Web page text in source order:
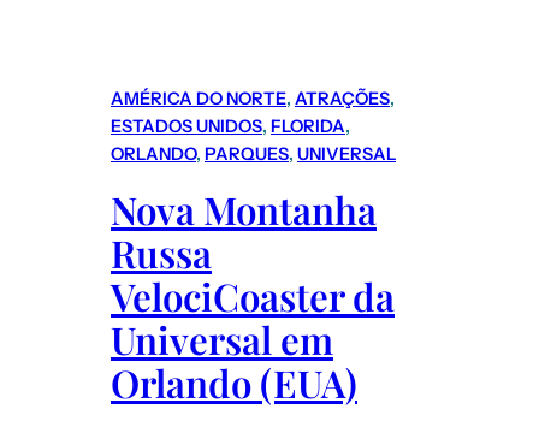
(EUA):
como
o
NY
metrô
e
AMÉRICA DO NORTE, ATRAÇÕES
ESTADOS UNIDOS, FLORIDA
ORLANDO, PARQUES, UNIVERSAL
Nova Montanha
Russa
VelociCoaster da
Universal em
Orlando (EUA)